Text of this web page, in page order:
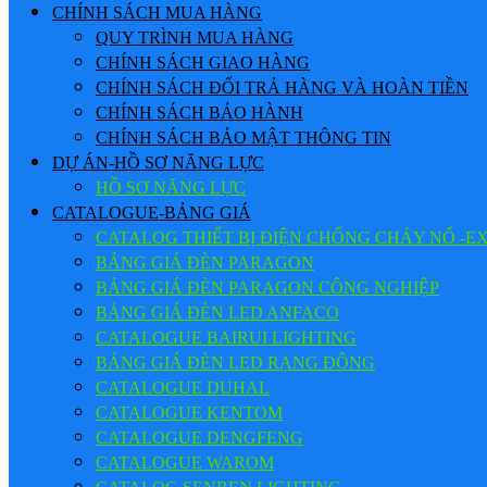
CHÍNH SÁCH MUA HÀNG
QUY TRÌNH MUA HÀNG
CHÍNH SÁCH GIAO HÀNG
CHÍNH SÁCH ĐỔI TRẢ HÀNG VÀ HOÀN TIỀN
CHÍNH SÁCH BẢO HÀNH
CHÍNH SÁCH BẢO MẬT THÔNG TIN
DỰ ÁN-HỒ SƠ NĂNG LỰC
HỒ SƠ NĂNG LỰC
CATALOGUE-BẢNG GIÁ
CATALOG THIẾT BỊ ĐIỆN CHỐNG CHÁY NỔ -
BẢNG GIÁ ĐÈN PARAGON
BẢNG GIÁ ĐÈN PARAGON CÔNG NGHIỆP
BẢNG GIÁ ĐÈN LED ANFACO
CATALOGUE BAIRUI LIGHTING
BẢNG GIÁ ĐÈN LED RẠNG ĐÔNG
CATALOGUE DUHAL
CATALOGUE KENTOM
CATALOGUE DENGFENG
CATALOGUE WAROM